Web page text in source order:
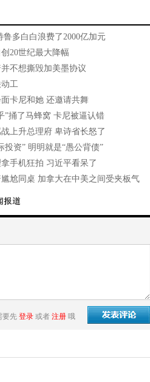
鲁多白白浪费了2000亿加元
20世纪最大降幅
不想撕毁加美墨协议
工
卡尼和她 还邀请共舞
”捅了马蜂窝 卡尼被逼认错
上升总理府 卑诗省长怒了
投资” 明明就是“愚公背债”
手机狂拍 习近平看呆了
尬同桌 加拿大在中美之间受夹板气
要先 登录 或者 注册 哦